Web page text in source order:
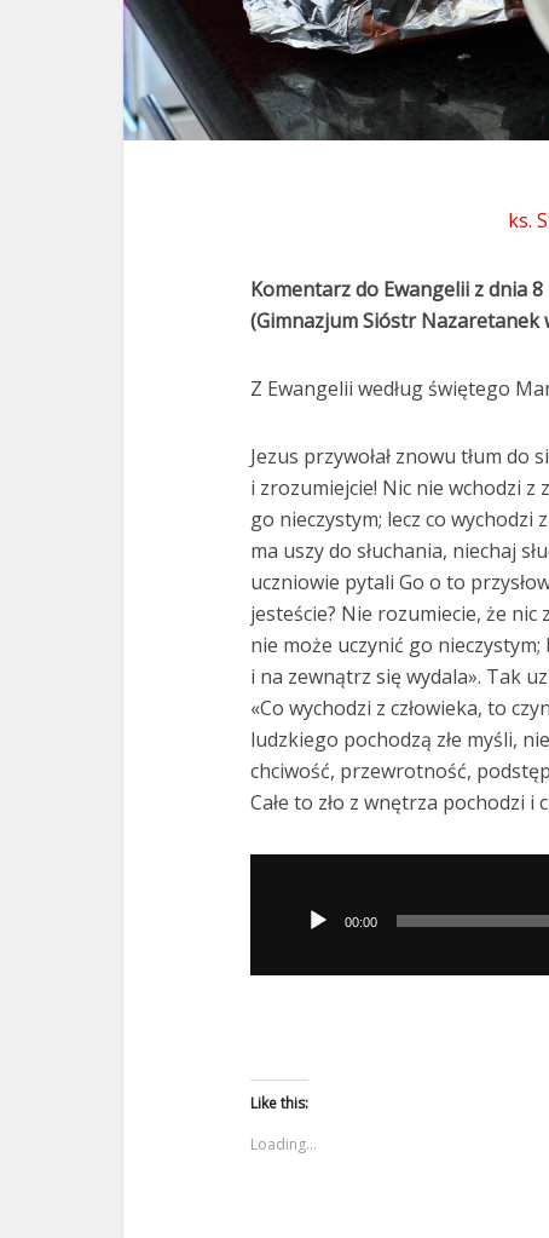
ks.
Komentarz do Ewangelii z dnia
(Gimnazjum Sióstr Nazaretanek
Z Ewangelii według świętego
Jezus przywołał znowu tłum do
i zrozumiejcie! Nic nie wchodzi z
go nieczystym; lecz co wychodzi
ma uszy do słuchania, niechaj
uczniowie pytali Go o to
jesteście? Nie rozumiecie, że nic
nie może uczynić go
i na zewnątrz się wydala». Tak
«Co wychodzi z człowieka, to
ludzkiego pochodzą złe myśli,
chciwość, przewrotność,
Całe to zło z wnętrza pochodzi i
dźwiękowych
00:00
Like this:
Loading...